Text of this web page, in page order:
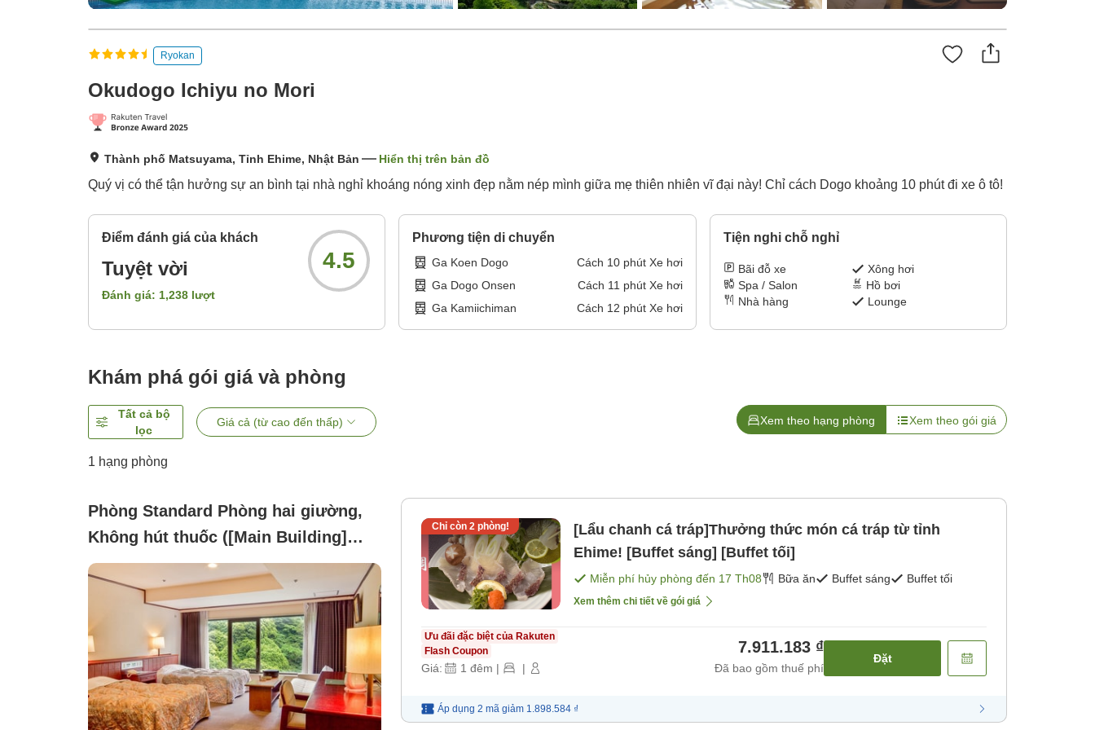
Ryokan
Okudogo Ichiyu no Mori
Thành phố Matsuyama, Tỉnh Ehime, Nhật Bản Hiển thị trên bản đồ
Quý vị có thể tận hưởng sự an bình tại nhà nghỉ khoáng nóng xinh đẹp nằm nép mình giữa mẹ thiên nhiên vĩ đại này! Chỉ cách Dogo khoảng 10 phút đi xe ô tô!
Điểm đánh giá của khách
Tuyệt vời
Đánh giá: 1,238 lượt
4.5
Phương tiện di chuyển
Ga Koen Dogo Cách 10phút Xe hơi
Ga Dogo Onsen
Cách 11 phút Xe hơi
Ga Kamiichiman
Cách 12 phút Xe hơi
Tiện nghi chỗ nghỉ
Bãi đỗ xe
Xông hơi
Spa / Salon
Hồ bơi
Nhà hàng
Lounge
Khám phá gói giá và phòng
Tất cả bộ
lọc
Giá cả (từ cao đến thấp) Xem theo hạng phòng Xem theo gói giá
1 hạng phòng
Phòng Standard Phòng hai giường,
Không hút thuốc ([Main Building]
Standard Twin)
Chỉ còn 2phòng!
[Lẩu chanh cá tráp]Thưởng thức món cá tráp từ tỉnh
Ehime! [Buffet sáng] [Buffet tối]
Miễn phí hủy phòng đến 17 Th08 Bữa ăn Buffet sáng Buffet tối
Xem thêm chi tiết về gói giá
Ưu đãi đặc biệt của Rakuten
Flash Coupon
Giá: 1 đêm | |
7.911.183 ₫
Đã bao gồm thuế phí
Đặt
Áp dụng 2 mã giảm 1.898.584 ₫